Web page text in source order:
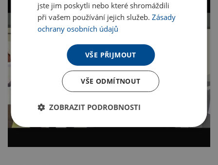
jste jim poskytli nebo které shromáždili
při vašem používání jejich služeb.Zásady
ochrany osobních údajů
VŠE PŘIJMOUT
VŠE ODMÍTNOUT
ZOBRAZIT PODROBNOSTI